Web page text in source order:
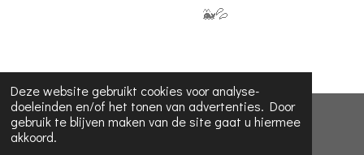
Deze website gebruikt cookies voor analyse-
doeleinden en/of het tonen van advertenties. Door
gebruik te blijven maken van de site gaat u hiermee
akkoord.
🐳💦
© 2023 - 2026 Koira dog collars
Powered by